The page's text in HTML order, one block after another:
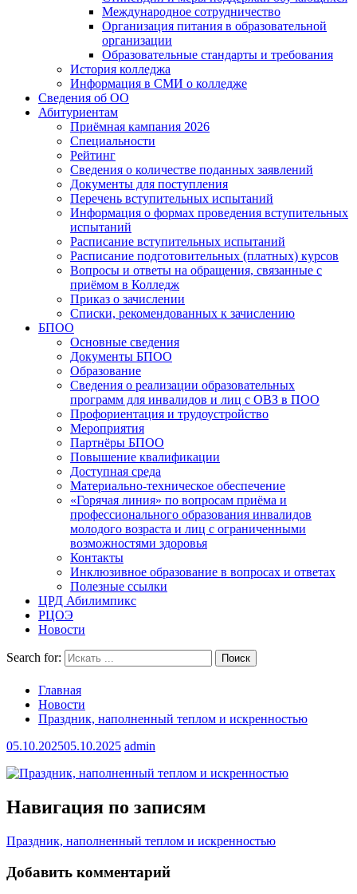
Международное сотрудничество
Организация питания в образовательной
организации
Образовательные стандарты и требования
История колледжа
Информация в СМИ о колледже
Сведения об ОО
Абитуриентам
Приёмная кампания 2026
Специальности
Рейтинг
Сведения о количестве поданных заявлений
Документы для поступления
Перечень вступительных испытаний
Информация о формах проведения вступительных
испытаний
Расписание вступительных испытаний
Расписание подготовительных (платных) курсов
Вопросы и ответы на обращения, связанные с
приёмом в Колледж
Приказ о зачислении
Списки, рекомендованных к зачислению
БПОО
Основные сведения
Документы БПОО
Образование
Сведения о реализации образовательных
программ для инвалидов и лиц с ОВЗ в ПОО
Профориентация и трудоустройство
Мероприятия
Партнёры БПОО
Повышение квалификации
Доступная среда
Материально-техническое обеспечение
«Горячая линия» по вопросам приёма и
профессионального образования инвалидов
молодого возраста и лиц с ограниченными
возможностями здоровья
Контакты
Инклюзивное образование в вопросах и ответах
Полезные ссылки
ЦРД Абилимпикс
РЦОЭ
Новости
Search for:
Главная
Новости
Праздник, наполненный теплом и искренностью
05.10.202505.10.2025 admin
Навигация по записям
Праздник, наполненный теплом и искренностью
Добавить комментарий